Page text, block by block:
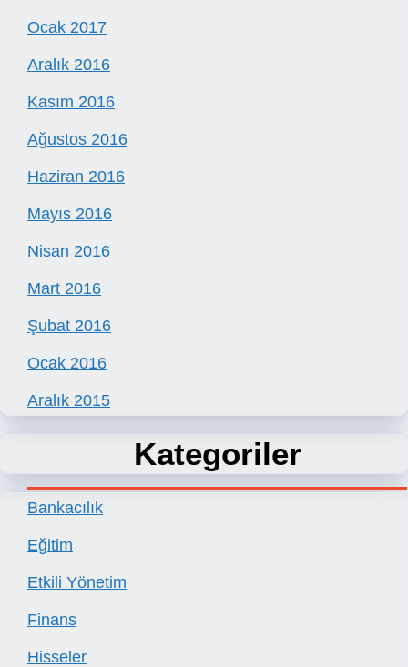
Ocak 2017
Aralık 2016
Kasım 2016
Ağustos 2016
Haziran 2016
Mayıs 2016
Nisan 2016
Mart 2016
Şubat 2016
Ocak 2016
Aralık 2015
Kategoriler
Bankacılık
Eğitim
Etkili Yönetim
Finans
Hisseler